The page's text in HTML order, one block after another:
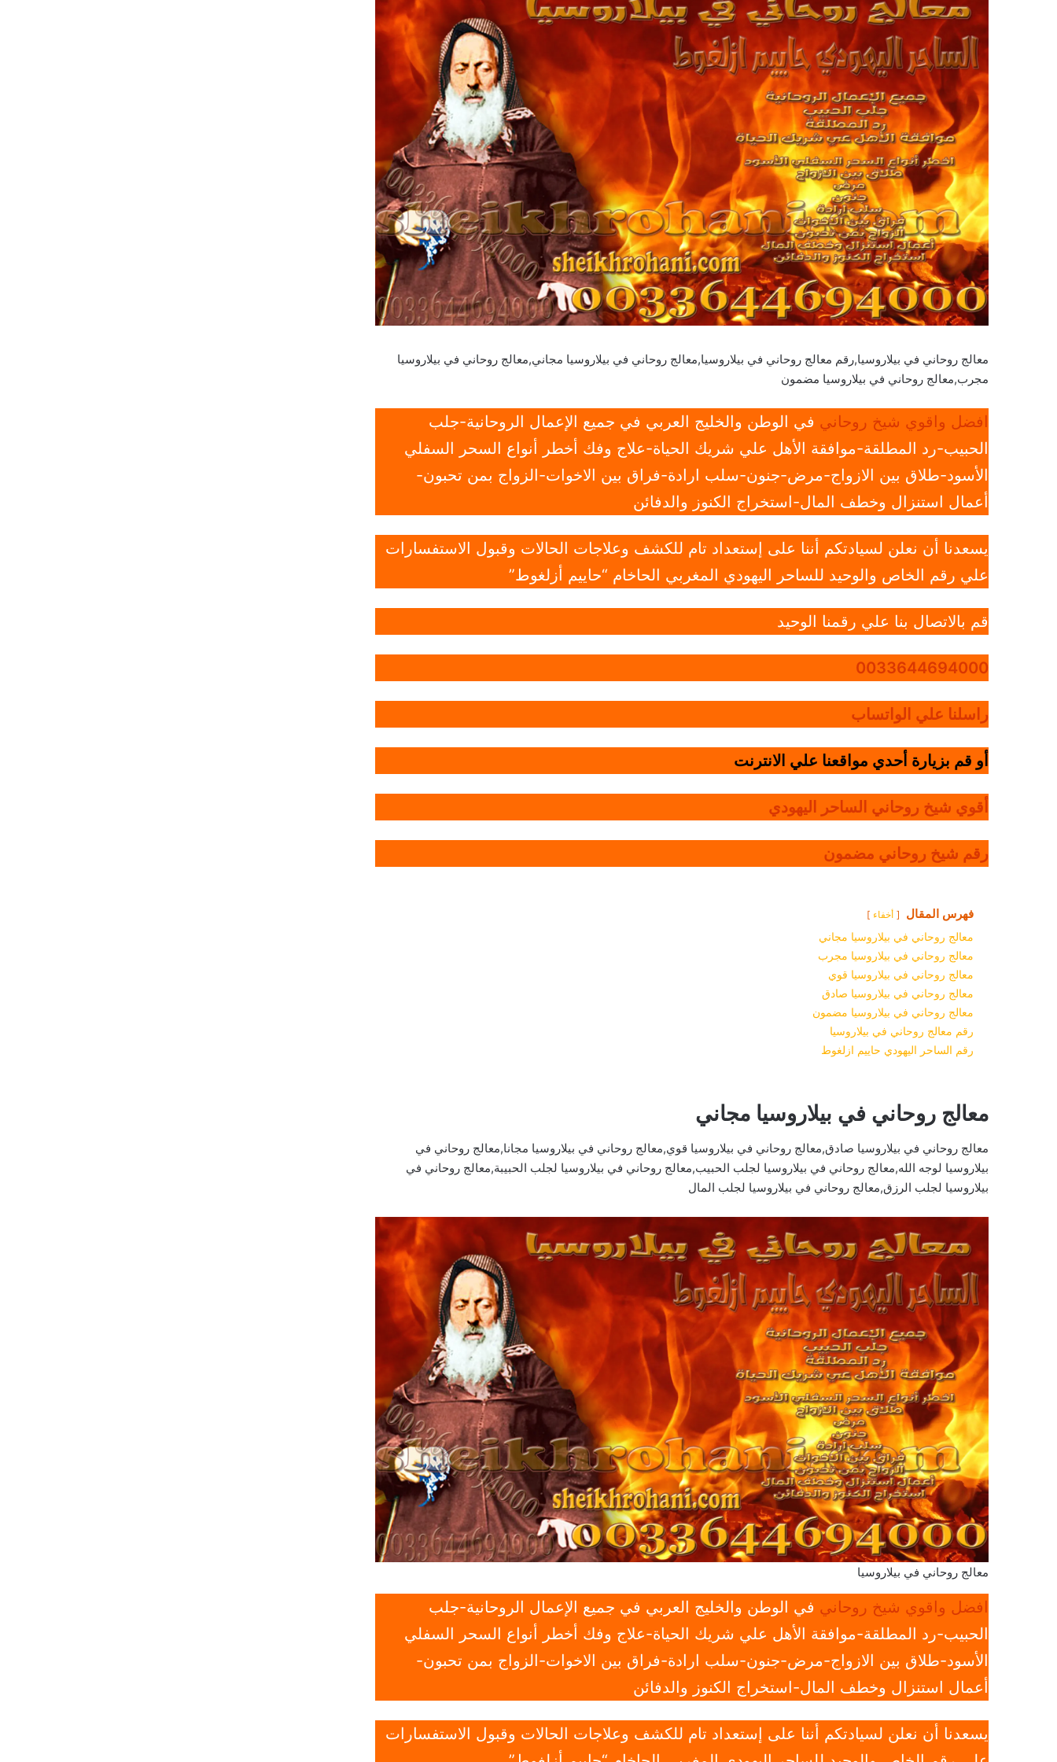
معالج روحاني في بيلاروسيا,رقم معالج روحاني في بيلاروسيا,معالج روحاني في بيلاروسيا مجاني,معالج روحاني في بيلاروسيا
مجرب,معالج روحاني في بيلاروسيا مضمون
افضل واقوي شيخ روحاني في الوطن والخليج العربي في جميع الإعمال الروحانية-جلب
الحبيب-رد المطلقة-موافقة الأهل علي شريك الحياة-علاج وفك أخطر أنواع السحر السفلي
الأسود-طلاق بين الازواج-مرض-جنون-سلب ارادة-فراق بين الاخوات-الزواج بمن تحبون-
أعمال استنزال وخطف المال-استخراج الكنوز والدفائن
يسعدنا أن نعلن لسيادتكم أننا على إستعداد تام للكشف وعلاجات الحالات وقبول الاستفسارات
علي رقم الخاص والوحيد للساحر اليهودي المغربي الحاخام “حاييم أزلغوط”
قم بالاتصال بنا علي رقمنا الوحيد
0033644694000
راسلنا علي الواتساب
أو قم بزيارة أحدي مواقعنا علي الانترنت
أقوي شيخ روحاني الساحر اليهودي
رقم شيخ روحاني مضمون
فهرس المقال أخفاء
معالج روحاني في بيلاروسيا مجاني
معالج روحاني في بيلاروسيا مجرب
معالج روحاني في بيلاروسيا قوي
معالج روحاني في بيلاروسيا صادق
معالج روحاني في بيلاروسيا مضمون
رقم معالج روحاني في بيلاروسيا
رقم الساحر اليهودي حاييم ازلغوط
معالج روحاني في بيلاروسيا مجاني
معالج روحاني في بيلاروسيا صادق,معالج روحاني في بيلاروسيا قوي,معالج روحاني في بيلاروسيا مجانا,معالج روحاني في
بيلاروسيا لوجه الله,معالج روحاني في بيلاروسيا لجلب الحبيب,معالج روحاني في بيلاروسيا لجلب الحبيبة,معالج روحاني في
بيلاروسيا لجلب الرزق,معالج روحاني في بيلاروسيا لجلب المال
معالج روحاني في بيلاروسيا
افضل واقوي شيخ روحاني في الوطن والخليج العربي في جميع الإعمال الروحانية-جلب
الحبيب-رد المطلقة-موافقة الأهل علي شريك الحياة-علاج وفك أخطر أنواع السحر السفلي
الأسود-طلاق بين الازواج-مرض-جنون-سلب ارادة-فراق بين الاخوات-الزواج بمن تحبون-
أعمال استنزال وخطف المال-استخراج الكنوز والدفائن
يسعدنا أن نعلن لسيادتكم أننا على إستعداد تام للكشف وعلاجات الحالات وقبول الاستفسارات